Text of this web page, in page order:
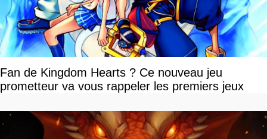
Fan de Kingdom Hearts ? Ce nouveau jeu
prometteur va vous rappeler les premiers jeux